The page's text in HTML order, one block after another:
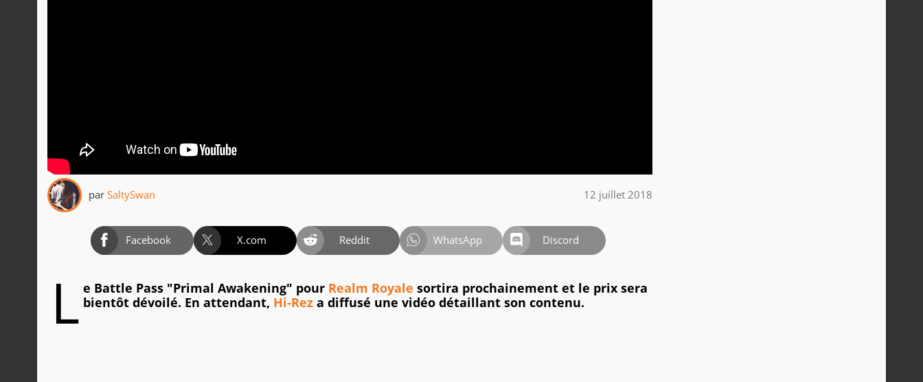
par SaltySwan 12 juillet 2018
Facebook X.com Reddit WhatsApp Discord
L e Battle Pass "Primal Awakening" pour Realm Royale sortira prochainement et le prix sera
bientôt dévoilé. En attendant, Hi-Rez a diffusé une vidéo détaillant son contenu.